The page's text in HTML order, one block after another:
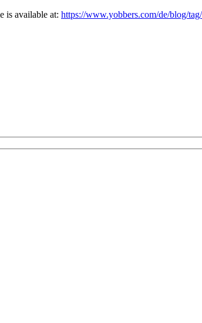
is available at: https://www.yobbers.com/de/blog/